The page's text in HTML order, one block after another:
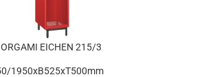
EI­CHEN 215/3
1950xB525xT500mm